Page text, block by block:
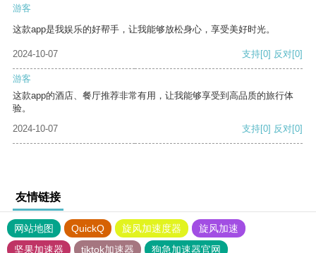
游客
这款app是我娱乐的好帮手，让我能够放松身心，享受美好时光。
2024-10-07 支持[0] 反对[0]
游客
这款app的酒店、餐厅推荐非常有用，让我能够享受到高品质的旅行体
验。
2024-10-07
支持[0] 反对[0]
友情链接
网站地图 QuickQ 旋风加速度器
旋风加速
坚果加速器
tiktok加速器 狗急加速器官网